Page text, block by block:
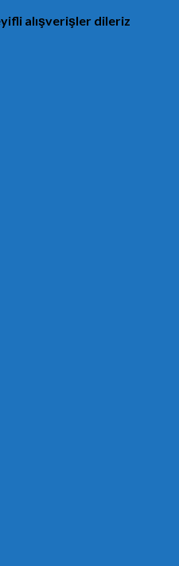
alışverişler dileriz